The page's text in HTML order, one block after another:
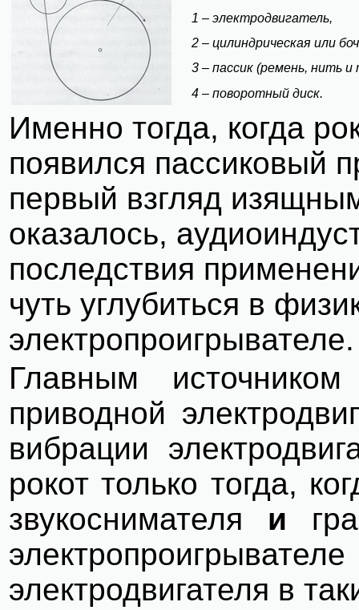
1 – электродвигатель,
2 – цилиндрическая или
3 – пассик (ремень, нить и
4 – поворотный диск.
Именно тогда, когда
появился пассиковый
первый взгляд
оказалось,
последствия
чуть углубиться в
электропроигрывателе.
Главным
приводной
вибрации
рокот только тогда,
звукоснимателя и
электродвигателя в